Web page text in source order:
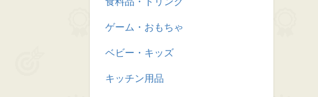
ゲーム・おもちゃ
ベビー・キッズ
キッチン用品